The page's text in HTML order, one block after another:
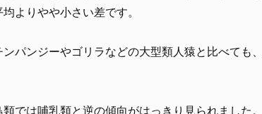
よりやや小さい差です。
ンパンジーやゴリラなどの大型類人猿と比べても
では哺乳類と逆の傾向がはっきり見られました。